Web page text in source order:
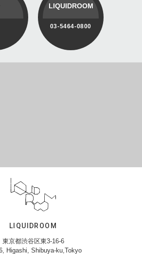
LIQUIDROOM
03-5464-0800
LIQUIDROOM
東京都渋谷区東3-16-6
Higashi, Shibuya-ku,Tokyo